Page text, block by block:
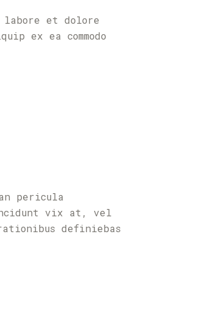
labore et dolore
ex ea commodo
pericula
vix at, vel
definiebas